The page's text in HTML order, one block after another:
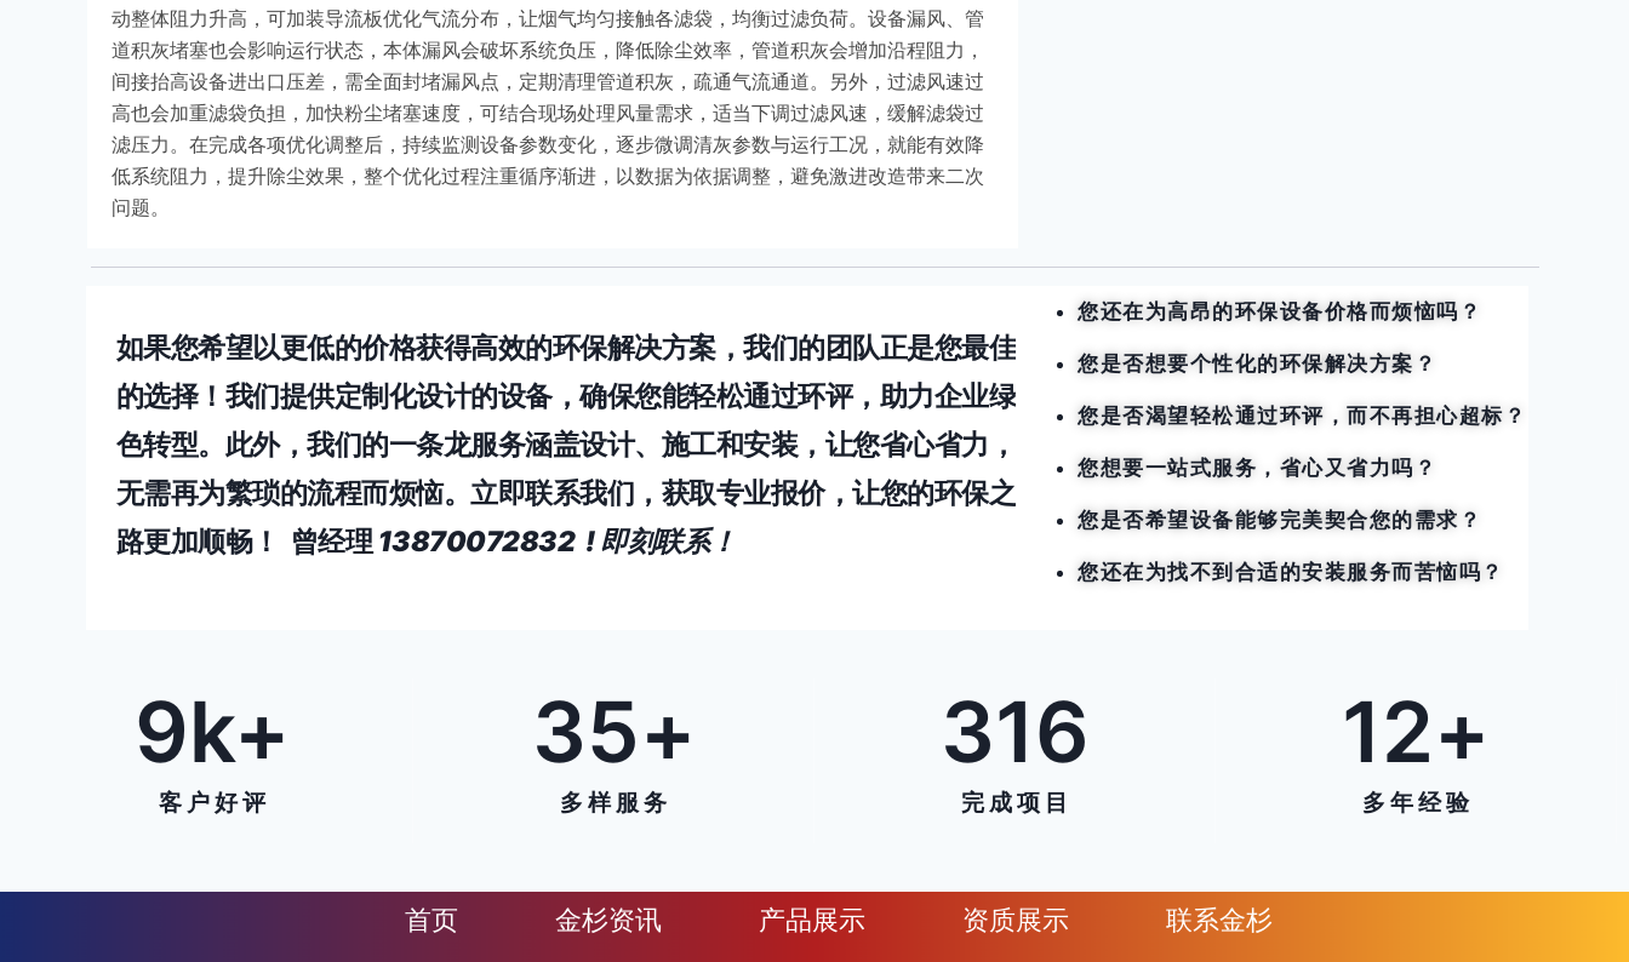
动整体阻力升高，可加装导流板优化气流分布，让烟气均匀接触各滤袋，均衡过滤负荷。设备漏风、管
道积灰堵塞也会影响运行状态，本体漏风会破坏系统负压，降低除尘效率，管道积灰会增加沿程阻力，
间接抬高设备进出口压差，需全面封堵漏风点，定期清理管道积灰，疏通气流通道。另外，过滤风速过
高也会加重滤袋负担，加快粉尘堵塞速度，可结合现场处理风量需求，适当下调过滤风速，缓解滤袋过
滤压力。在完成各项优化调整后，持续监测设备参数变化，逐步微调清灰参数与运行工况，就能有效降
低系统阻力，提升除尘效果，整个优化过程注重循序渐进，以数据为依据调整，避免激进改造带来二次
问题。
如果您希望以更低的价格获得高效的环保解决方案，我们的团队正是您最佳
的选择！我们提供定制化设计的设备，确保您能轻松通过环评，助力企业绿
色转型。此外，我们的一条龙服务涵盖设计、施工和安装，让您省心省力，
无需再为繁琐的流程而烦恼。立即联系我们，获取专业报价，让您的环保之
路更加顺畅！ 曾经理 13870072832 ! 即刻联系！
您还在为高昂的环保设备价格而烦恼吗？
您是否想要个性化的环保解决方案？
您是否渴望轻松通过环评，而不再担心超标？
您想要一站式服务，省心又省力吗？
您是否希望设备能够完美契合您的需求？
您还在为找不到合适的安装服务而苦恼吗？
客 户 好 评
9k+
多 样 服 务
35+
完 成 项 目
316
多 年 经 验
12+
首页 金杉资讯 产品展示 资质展示 联系金杉